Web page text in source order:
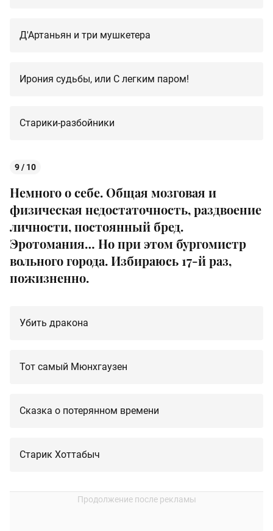
Д'Артаньян и три мушкетера
Ирония судьбы, или С легким паром!
Старики-разбойники
9 / 10
Немного о себе. Общая мозговая и
физическая недостаточность, раздвоение
личности, постоянный бред.
Эротомания… Но при этом бургомистр
вольного города. Избираюсь 17-й раз,
пожизненно.
Убить дракона
Тот самый Мюнхгаузен
Сказка о потерянном времени
Старик Хоттабыч